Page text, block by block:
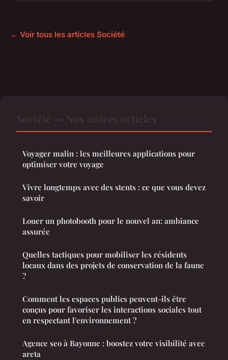
← Voir tous les articles Société
Voyager malin : les meilleures applications pour
optimiser votre voyage
Vivre longtemps avec des stents : ce que vous devez
savoir
Louer un photobooth pour le nouvel an: ambiance
assurée
Quelles tactiques pour mobiliser les résidents
locaux dans des projets de conservation de la faune
?
Comment les espaces publics peuvent-ils être
conçus pour favoriser les interactions sociales tout
en respectant l'environnement ?
Agence seo à Bayonne : boostez votre visibilité avec
areta